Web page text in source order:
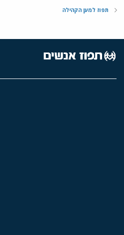
תפוז למען הקהילה